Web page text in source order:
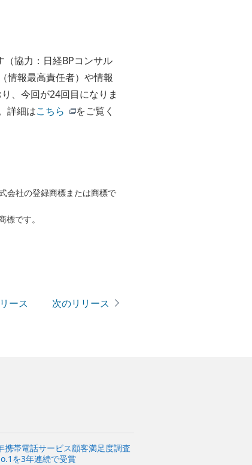
協力：日経BPコンサル
情報最高責任者）や情報
、今回が24回目になりま
詳細はこちら
をご覧く
会社の登録商標または商標で
です。
ース 次のリリース
携帯電話サービス顧客満足度調査
を3年連続で受賞